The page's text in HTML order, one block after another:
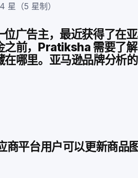
星（5 星制）
广告主，最近获得了在
之前，Pratiksha 需要了
哪里。亚马逊品牌分析
商平台用户可以更新商品